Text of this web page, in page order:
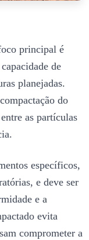
principal é
de
planejadas.
do
as partículas
específicos,
e deve ser
e a
evita
comprometer a